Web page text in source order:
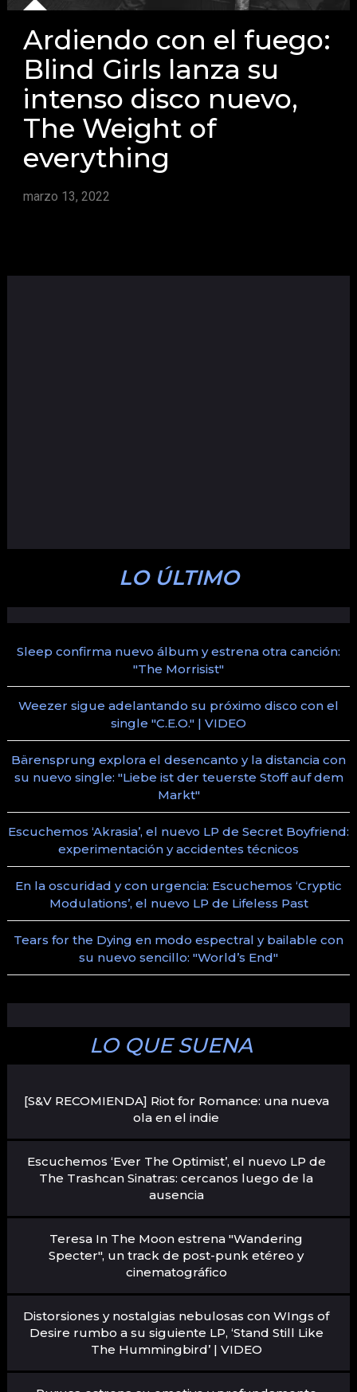
Ardiendo con el fuego:
Blind Girls lanza su
intenso disco nuevo,
The Weight of
everything
marzo 13, 2022
LO ÚLTIMO
Sleep confirma nuevo álbum y estrena otra canción:
"The Morrisist"
Weezer sigue adelantando su próximo disco con el
single "C.E.O." | VIDEO
Bärensprung explora el desencanto y la distancia con
su nuevo single: "Liebe ist der teuerste Stoff auf dem
Markt"
Escuchemos ‘Akrasia’, el nuevo LP de Secret Boyfriend:
experimentación y accidentes técnicos
En la oscuridad y con urgencia: Escuchemos ‘Cryptic
Modulations’, el nuevo LP de Lifeless Past
Tears for the Dying en modo espectral y bailable con
su nuevo sencillo: "World’s End"
LO QUE SUENA
[S&V RECOMIENDA] Riot for Romance: una nueva
ola en el indie
Escuchemos ‘Ever The Optimist’, el nuevo LP de
The Trashcan Sinatras: cercanos luego de la
ausencia
Teresa In The Moon estrena "Wandering
Specter", un track de post-punk etéreo y
cinematográfico
Distorsiones y nostalgias nebulosas con WIngs of
Desire rumbo a su siguiente LP, ‘Stand Still Like
The Hummingbird’ | VIDEO